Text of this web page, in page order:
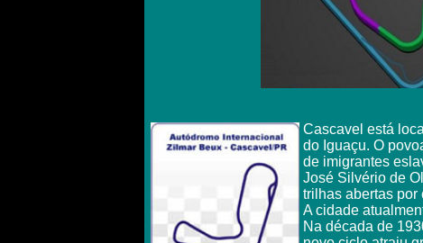
Cascavel está
do Iguaçu. O
de imigrantes
José Silvério de
trilhas abertas por
A cidade
Na década de